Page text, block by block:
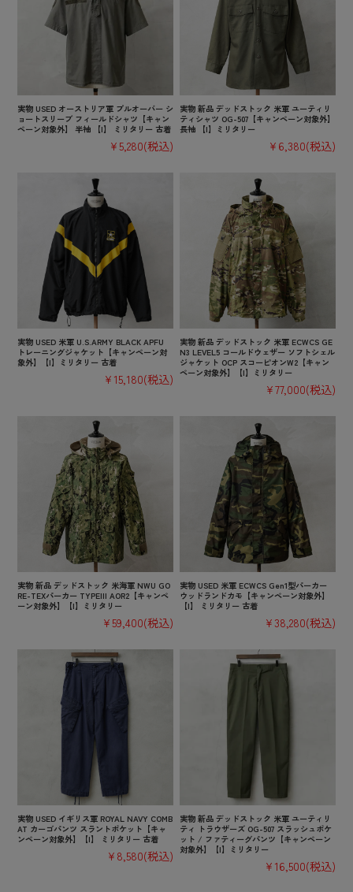
実物 USED オーストリア軍 プルオーバー シ
ョートスリーブ フィールドシャツ【キャン
ペーン対象外】 半袖 【I】 ミリタリー 古着
¥5,280(税込)
実物 新品 デッドストック 米軍 ユーティリ
ティシャツ OG-507【キャンペーン対象外】
長袖 【I】ミリタリー
¥6,380(税込)
実物 USED 米軍 U.S.ARMY BLACK APFU
トレーニングジャケット【キャンペーン対
象外】【I】ミリタリー 古着
¥15,180(税込)
実物 新品 デッドストック 米軍 ECWCS GE
N3 LEVEL5 コールドウェザー ソフトシェル
ジャケット OCP スコーピオンW2【キャン
ペーン対象外】【I】ミリタリー
¥77,000(税込)
実物 新品 デッドストック 米海軍 NWU GO
RE-TEXパーカー TYPEIII AOR2【キャンペ
ーン対象外】【I】ミリタリー
¥59,400(税込)
実物 USED 米軍 ECWCS Gen1型パーカー
ウッドランドカモ【キャンペーン対象外】
【I】 ミリタリー 古着
¥38,280(税込)
実物 USED イギリス軍 ROYAL NAVY COMB
AT カーゴパンツ スラントポケット【キャ
ンペーン対象外】【I】 ミリタリー 古着
¥8,580(税込)
実物 新品 デッドストック 米軍 ユーティリ
ティ トラウザーズ OG-507 スラッシュポケ
ット / ファティーグパンツ【キャンペーン
対象外】【I】ミリタリー
¥16,500(税込)